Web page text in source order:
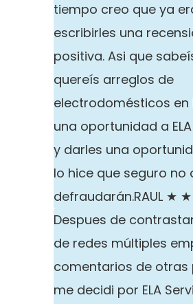
tiempo creo que ya
escribirles una
positiva. Asi que
quereís arreglos de
electrodomésticos en
una oportunidad a
y darles una
lo hice que seguro no
defraudarán.RAUL ★
Despues de
de redes múltiples
comentarios de otras
me decidi por ELA